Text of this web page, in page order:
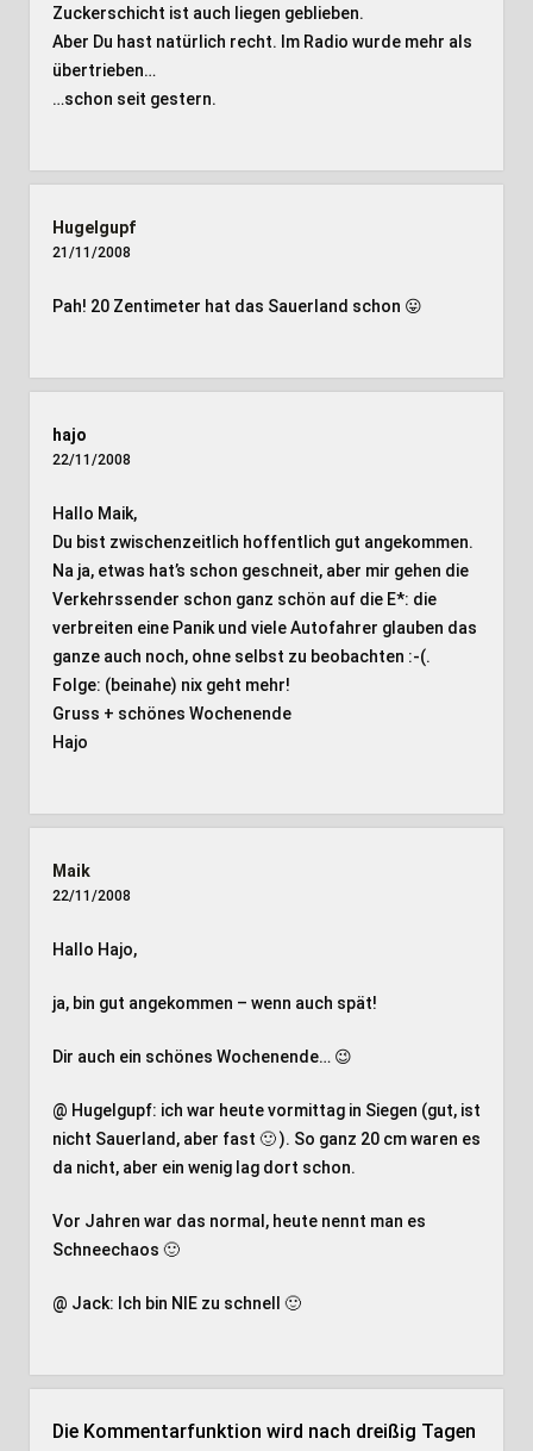
Zuckerschicht ist auch liegen geblieben.
Aber Du hast natürlich recht. Im Radio wurde mehr als
übertrieben…
…schon seit gestern.
Hugelgupf
21/11/2008
Pah! 20 Zentimeter hat das Sauerland schon 😛
hajo
22/11/2008
Hallo Maik,
Du bist zwischenzeitlich hoffentlich gut angekommen.
Na ja, etwas hat’s schon geschneit, aber mir gehen die
Verkehrssender schon ganz schön auf die E*: die
verbreiten eine Panik und viele Autofahrer glauben das
ganze auch noch, ohne selbst zu beobachten :-(.
Folge: (beinahe) nix geht mehr!
Gruss + schönes Wochenende
Hajo
Maik
22/11/2008
Hallo Hajo,
ja, bin gut angekommen – wenn auch spät!
Dir auch ein schönes Wochenende… 😉
@ Hugelgupf: ich war heute vormittag in Siegen (gut, ist
nicht Sauerland, aber fast 🙂 ). So ganz 20 cm waren es
da nicht, aber ein wenig lag dort schon.
Vor Jahren war das normal, heute nennt man es
Schneechaos 🙂
@ Jack: Ich bin NIE zu schnell 🙂
Die Kommentarfunktion wird nach dreißig Tagen